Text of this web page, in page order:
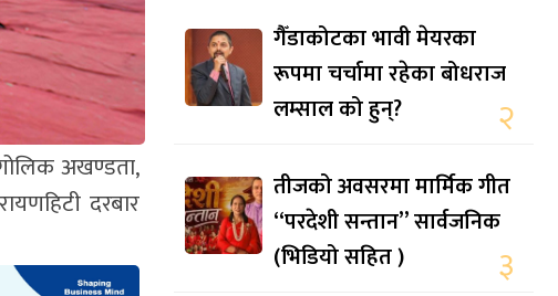
अखण्डता,
दरबार
गैँडाकोटका भावी मेयरका
रूपमा चर्चामा रहेका बोधराज
लम्साल को हुन्?
२
तीजको अवसरमा मार्मिक गीत
“परदेशी सन्तान” सार्वजनिक
(भिडियो सहित )
३